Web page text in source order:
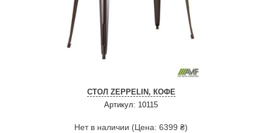
СТОЛ ZEPPELIN, КОФЕ
Артикул: 10115
Нет в наличии (Цена: 6399 ₴)